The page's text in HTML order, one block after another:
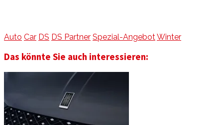
Auto Car DS DS Partner Spezial-AngebotWinter
Das könnte Sie auch interessieren: